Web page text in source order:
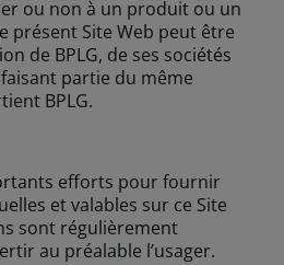
ou non à un produit ou un
présent Site Web peut être
de BPLG, de ses sociétés
partie du même
BPLG.
efforts pour fournir
et valables sur ce Site
sont régulièrement
au préalable l’usager.